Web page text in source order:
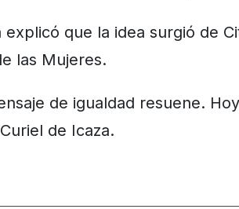
que la idea surgió de
las Mujeres.
de igualdad resuene.
de Icaza.